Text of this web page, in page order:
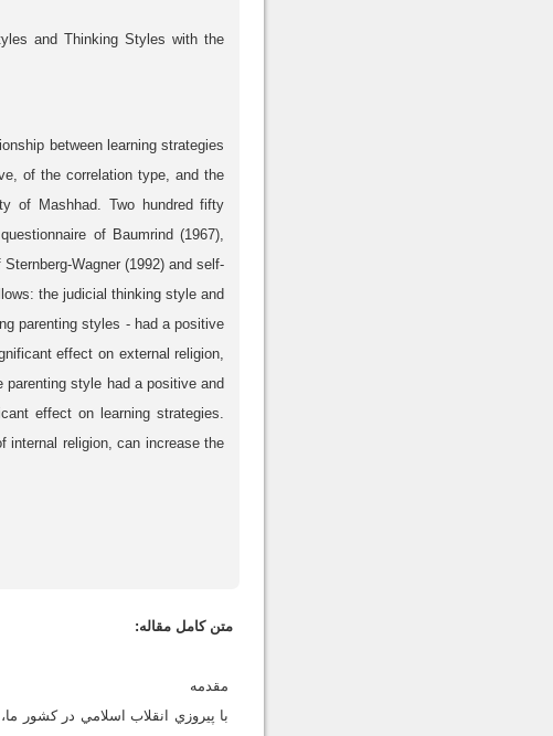
and Thinking Styles with the
between learning strategies
of the correlation type, and the
of Mashhad. Two hundred fifty
of Baumrind (1967),
Wagner (1992) and self-
the judicial thinking style and
parenting styles - had a positive
effect on external religion,
style had a positive and
effect on learning strategies.
internal religion, can increase the
متن کامل مقاله:
مقدمه
با پيروزي انقلاب اسلامي در کشور